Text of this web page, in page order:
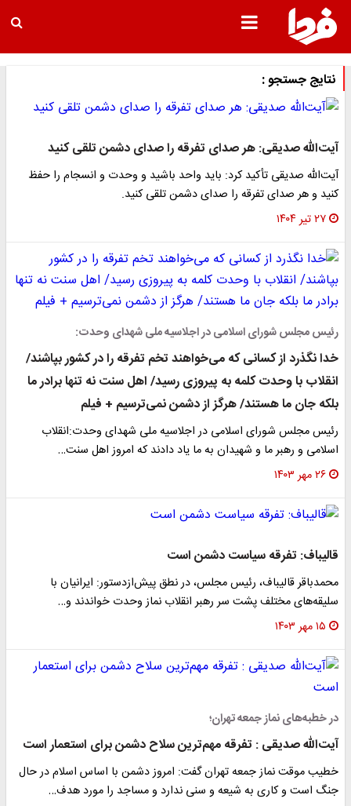
نتایج جستجو :
آیت‌الله صدیقی: هر صدای تفرقه را صدای دشمن تلقی کنید
آیت‌الله صدیقی تأکید کرد: باید واحد باشید و وحدت و انسجام را حفظ
کنید و هر صدای تفرقه را صدای دشمن تلقی کنید.
۲۷ تیر ۱۴۰۴
رئیس مجلس شورای اسلامی در اجلاسیه ملی شهدای وحدت:
خدا نگذرد از کسانی که می‌خواهند تخم تفرقه را در کشور بپاشند/
انقلاب با وحدت کلمه به پیروزی رسید/ اهل سنت نه تنها برادر ما
بلکه جان ما هستند/ هرگز از دشمن نمی‌ترسیم + فیلم
رئیس مجلس شورای اسلامی در اجلاسیه ملی شهدای وحدت:انقلاب
اسلامی و رهبر ما و شهیدان به ما یاد دادند که امروز اهل سنت…
۲۶ مهر ۱۴۰۳
قالیباف: تفرقه سیاست دشمن است
محمدباقر قالیباف، رئیس مجلس، در نطق پیش‌ازدستور: ایرانیان با
سلیقه‌های مختلف پشت سر رهبر انقلاب نماز وحدت خواندند و…
۱۵ مهر ۱۴۰۳
در خطبه‌های نماز جمعه تهران؛
آیت‌الله صدیقی : تفرقه مهم‌ترین سلاح دشمن برای استعمار است
خطیب موقت نماز جمعه تهران گفت: امروز دشمن با اساس اسلام در حال
جنگ است و کاری به شیعه و سنی ندارد و مساجد را مورد هدف…